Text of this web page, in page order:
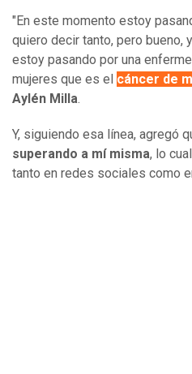
"En este momento estoy
quiero decir tanto, pero bueno,
estoy pasando por una
mujeres que es el cáncer de
Aylén Milla.
Y, siguiendo esa línea, agregó
superando a mí misma, lo
tanto en redes sociales como